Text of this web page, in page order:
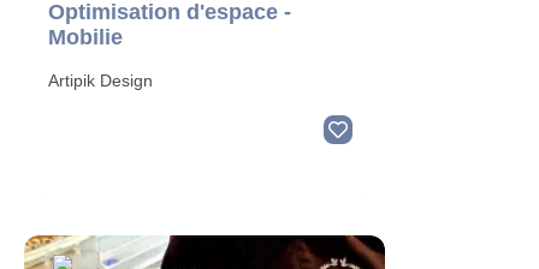
Optimisation d'espace -
Mobilie
Artipik Design